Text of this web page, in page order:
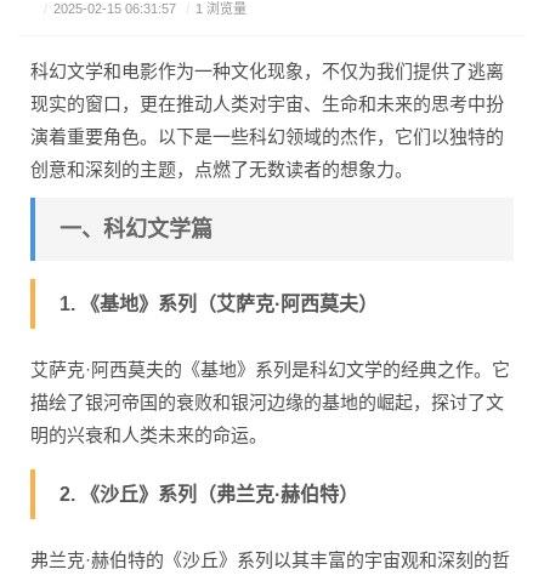
/ 2025-02-15 06:31:57 / 1 浏览量
科幻文学和电影作为一种文化现象，不仅为我们提供了逃离
现实的窗口，更在推动人类对宇宙、生命和未来的思考中扮
演着重要角色。以下是一些科幻领域的杰作，它们以独特的
创意和深刻的主题，点燃了无数读者的想象力。
一、科幻文学篇
1. 《基地》系列（艾萨克·阿西莫夫）
艾萨克·阿西莫夫的《基地》系列是科幻文学的经典之作。它
描绘了银河帝国的衰败和银河边缘的基地的崛起，探讨了文
明的兴衰和人类未来的命运。
2. 《沙丘》系列（弗兰克·赫伯特）
弗兰克·赫伯特的《沙丘》系列以其丰富的宇宙观和深刻的哲